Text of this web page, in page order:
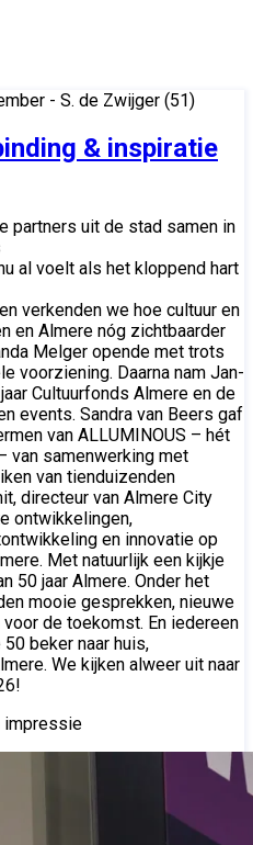
& inspiratie
partners uit de stad samen in
al voelt als het kloppend hart
verkenden we hoe cultuur en
en Almere nóg zichtbaarder
Melger opende met trots
voorziening. Daarna nam Jan-
Cultuurfonds Almere en de
events. Sandra van Beers gaf
van ALLUMINOUS – hét
van samenwerking met
van tienduizenden
directeur van Almere City
ontwikkelingen,
en innovatie op
Met natuurlijk een kijkje
50 jaar Almere. Onder het
mooie gesprekken, nieuwe
de toekomst. En iedereen
beker naar huis,
We kijken alweer uit naar
impressie